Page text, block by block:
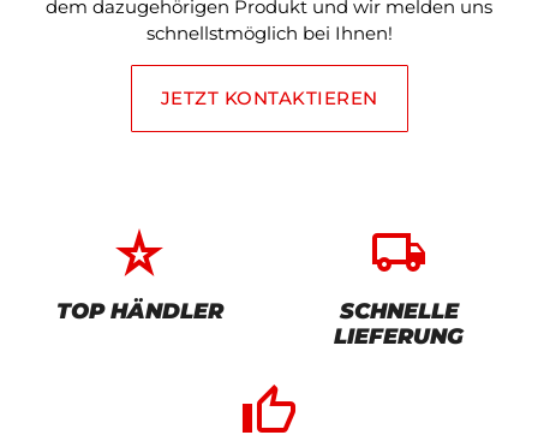
dem dazugehörigen Produkt und wir melden uns
schnellstmöglich bei Ihnen!
JETZT KONTAKTIEREN
star_rate
TOP HÄNDLER
local_shipping
SCHNELLE
LIEFERUNG
thumb_up_alt